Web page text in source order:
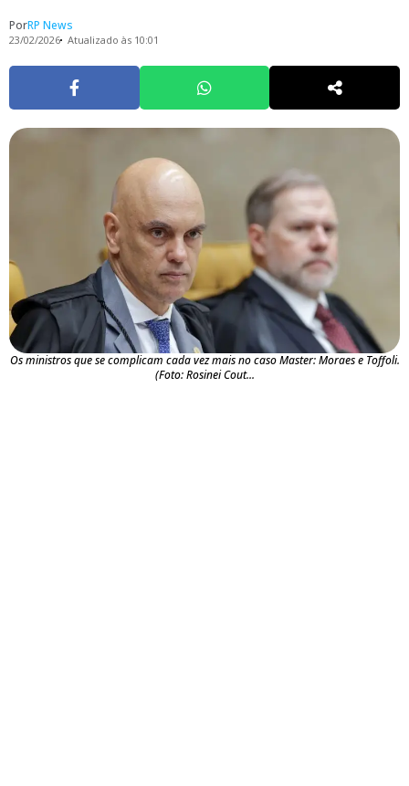
PorRP News
23/02/2026 Atualizado às 10:01
Os ministros que se complicam cada vez mais no caso Master: Moraes e Toffoli.
(Foto: Rosinei Cout...